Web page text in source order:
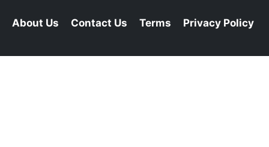
About Us Contact Us Terms Privacy Policy